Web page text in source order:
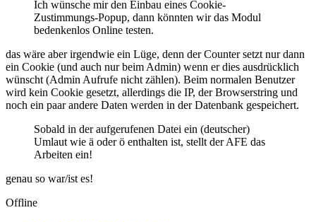
Ich wünsche mir den Einbau eines Cookie-
Zustimmungs-Popup, dann könnten wir das Modul
bedenkenlos Online testen.
das wäre aber irgendwie ein Lüge, denn der Counter setzt nur dann
ein Cookie (und auch nur beim Admin) wenn er dies ausdrücklich
wünscht (Admin Aufrufe nicht zählen). Beim normalen Benutzer
wird kein Cookie gesetzt, allerdings die IP, der Browserstring und
noch ein paar andere Daten werden in der Datenbank gespeichert.
Sobald in der aufgerufenen Datei ein (deutscher)
Umlaut wie ä oder ö enthalten ist, stellt der AFE das
Arbeiten ein!
genau so war/ist es!
Offline